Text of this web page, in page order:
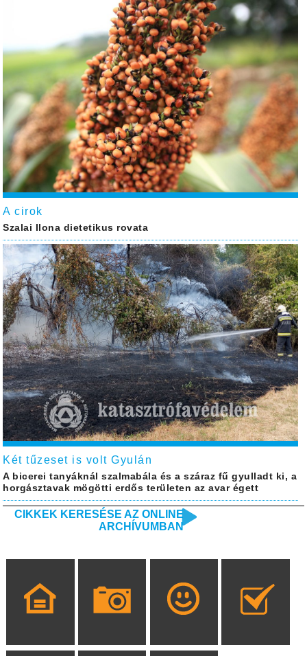
A cirok
Szalai Ilona dietetikus rovata
Két tűzeset is volt Gyulán
A bicerei tanyáknál szalmabála és a száraz fű gyulladt ki, a
horgásztavak mögötti erdős területen az avar égett
CIKKEK KERESÉSE AZ ONLINE
ARCHÍVUMBAN